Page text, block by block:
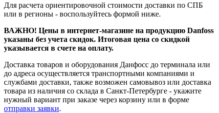
Для расчета ориентировочной стоимости доставки по СПБ
или в регионы - воспользуйтесь формой ниже.
ВАЖНО! Цены в интернет-магазине на продукцию Danfoss
указаны без учета скидок. Итоговая цена со скидкой
указывается в счете на оплату.
Доставка товаров и оборудования Данфосс до терминала или
до адреса осуществляется транспортными компаниями и
службами доставки, также возможен самовывоз или доставка
товара из наличия со склада в Санкт-Петербурге - укажите
нужный вариант при заказе через корзину или в форме
отправки заявки.